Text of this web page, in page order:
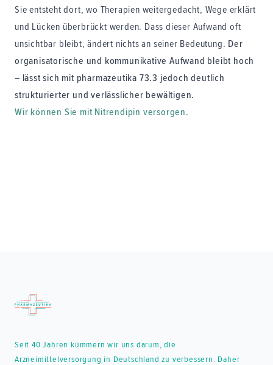
Sie entsteht dort, wo Therapien weitergedacht, Wege erklärt
und Lücken überbrückt werden. Dass dieser Aufwand oft
unsichtbar bleibt, ändert nichts an seiner Bedeutung. Der
organisatorische und kommunikative Aufwand bleibt hoch
– lässt sich mit pharmazeutika 73.3 jedoch deutlich
strukturierter und verlässlicher bewältigen.
Wir können Sie mit Nitrendipin versorgen.
Seit 40 Jahren kümmern wir uns darum, die
Arzneimittelversorgung in Deutschland zu verbessern. Daher